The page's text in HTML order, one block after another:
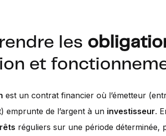
les
et
est un contrat financier où l’émetteur
emprunte de l’argent à un investisseur.
réguliers sur une période déterminée,